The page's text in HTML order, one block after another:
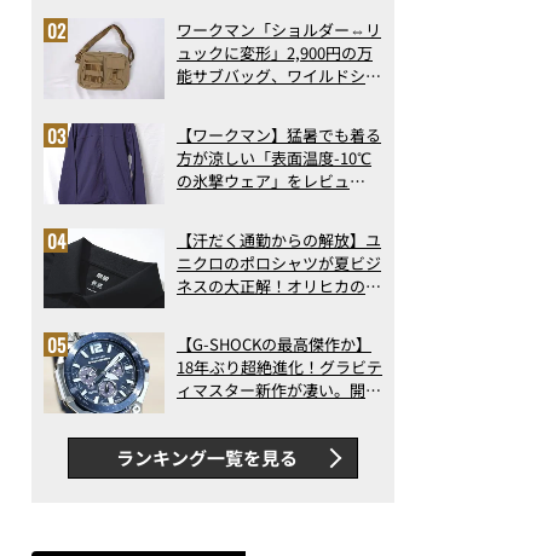
ト3】（2026年6月版）
ワークマン「ショルダー⇔リ
ュックに変形」2,900円の万
能サブバッグ、ワイルドシン
記事ランキングベスト3】
（2026年6月版）
【ワークマン】猛暑でも着る
方が涼しい「表面温度-10℃
の氷撃ウェア」をレビュ
【汗だく通勤からの解放】ユ
ニクロのポロシャツが夏ビジ
ネスの大正解！オリヒカの透
アの実力
【G-SHOCKの最高傑作か】
18年ぶり超絶進化！グラビテ
ィマスター新作が凄い。開発
新ムーブメントの衝撃
ランキング一覧を見る